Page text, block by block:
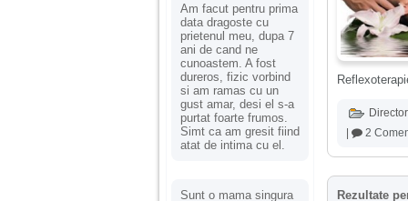
Am facut pentru prima
data dragoste cu
prietenul meu, dupa 7
ani de cand ne
cunoastem. A fost
dureros, fizic vorbind
si am ramas cu un
gust amar, desi el s-a
purtat foarte frumos.
Simt ca am gresit fiind
atat de intima cu el.
Sunt o mama singura
2
Rezultate